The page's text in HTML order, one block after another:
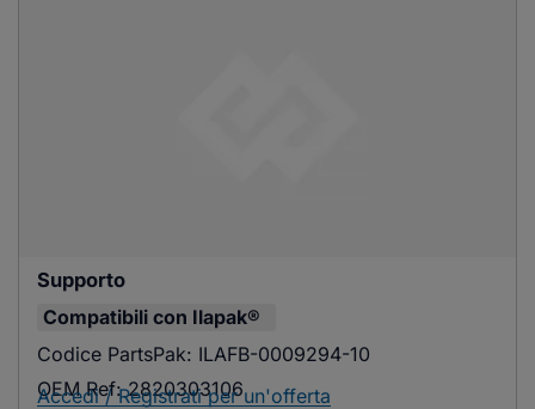
Supporto
Compatibili con Ilapak®
Codice PartsPak: ILAFB-0009294-10
OEM Ref: 2820303106
Accedi / Registrati per un'offerta